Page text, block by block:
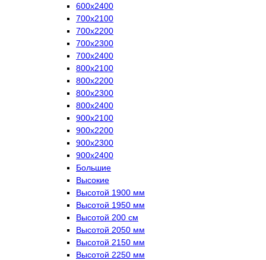
600х2400
700х2100
700х2200
700х2300
700х2400
800х2100
800х2200
800х2300
800х2400
900х2100
900х2200
900х2300
900х2400
Большие
Высокие
Высотой 1900 мм
Высотой 1950 мм
Высотой 200 см
Высотой 2050 мм
Высотой 2150 мм
Высотой 2250 мм